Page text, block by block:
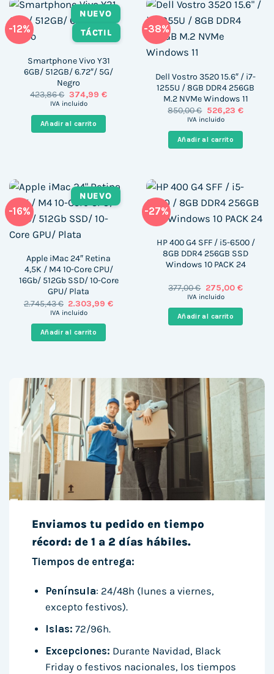
-12%
NUEVO
TÁCTIL
Smartphone Vivo Y31
6GB/ 512GB/ 6.72″/ 5G/
Negro
423,86€ El
precio
era:
423,86 €.
374,99 €El
IVA incluido
Añadir al carrito
-38%
Dell Vostro 3520 15.6″ / i7-
1255U / 8GB DDR4 256GB
M.2 NVMe Windows 11
850,00€ El
precio
era:
850,00 €.
526,23 €El
es:
IVA incluido
Añadir al carrito
-16%
NUEVO
Apple iMac 24″ Retina
4,5K / M4 10-Core CPU/
16Gb/ 512Gb SSD/ 10-Core
GPU/ Plata
2.745,43€ El
precio
era:
2.745,43 €.
2.303,99€El
IVA incluido
Añadir al carrito
-27%
HP 400 G4 SFF / i5-6500 /
8GB DDR4 256GB SSD
Windows 10 PACK 24
377,00€ El
precio
era:
377,00 €.
275,00 €El
es:
275,00
IVA incluido
Añadir al carrito
Enviamos tu pedido en tiempo
récord: de 1 a 2 días hábiles.
Tiempos de entrega:
Península: 24/48h (lunes a viernes,
excepto festivos).
Islas: 72/96h.
Excepciones: Durante Navidad, Black
Friday o festivos nacionales, los tiempos